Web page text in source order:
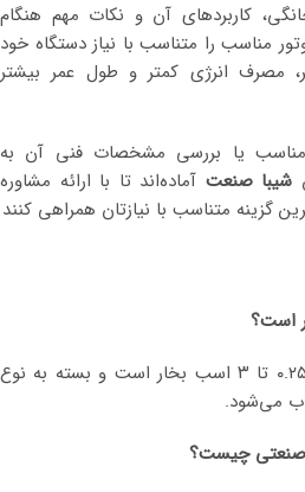
کاربردهای آن و نکات مهم هنگام
مناسب را متناسب با نیاز دستگاه خود
مصرف انرژی کمتر و طول عمر بیشتر
مناسب یا بررسی مشخصات فنی آن به
شیبا صنعت آماده‌اند تا با ارائه مشاوره
گزینه متناسب با نیازتان همراهی کنند
توان این موتورها معمولاً بین ۰.۲۵ تا ۳ اسب بخار است و بسته به نوع
می‌شود.